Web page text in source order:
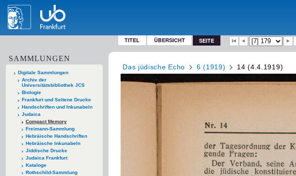
TITEL ÜBERSICHT SEITE
SAMMLUNGEN
Digitale Sammlungen
Archiv der
Universitätsbibliothek JCS
Biologie
Frankfurt und Seltene Drucke
Handschriften und Inkunabeln
Judaica
Compact Memory
Freimann-Sammlung
Hebräische Handschriften
Hebräische Inkunabeln
Jiddische Drucke
Judaica Frankfurt
Kataloge
Rothschild-Sammlung
Das jüdische Echo 6 (1919) 14 (4.4.1919)